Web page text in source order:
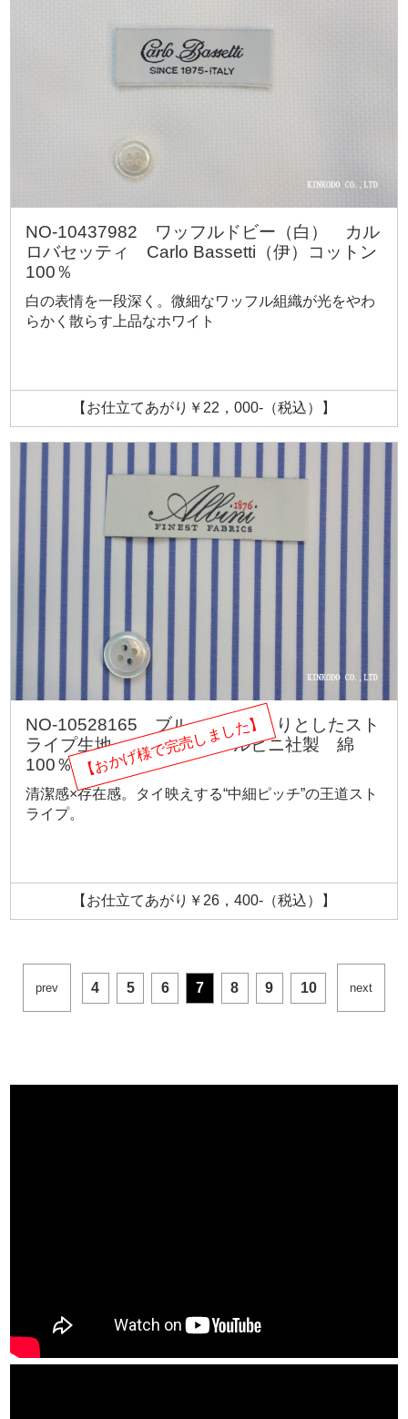
NO-10437982 ワッフルドビー（白） カル
ロバセッティ Carlo Bassetti（伊）コットン
100％
白の表情を一段深く。微細なワッフル組織が光をやわ
らかく散らす上品なホワイト
【お仕立てあがり￥22，000-（税込）】
NO-10528165 ブルーのすっきりとしたスト
ライプ生地 イタリア アルビニ社製 綿
100％
清潔感×存在感。タイ映えする“中細ピッチ”の王道スト
ライプ。
【お仕立てあがり￥26，400-（税込）】
【おかげ様で完売しました】
prev 4 5 6 7 8 9 10 next